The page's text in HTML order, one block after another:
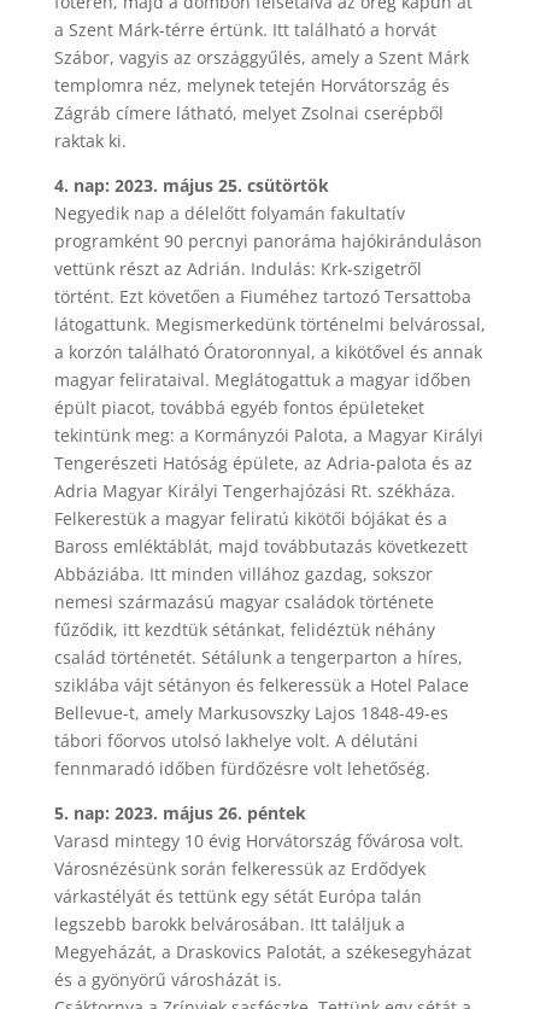
a Szent Márk-térre értünk. Itt található a horvát
Szábor, vagyis az országgyűlés, amely a Szent Márk
templomra néz, melynek tetején Horvátország és
Zágráb címere látható, melyet Zsolnai cserépből
raktak ki.
4. nap: 2023. május 25. csütörtök
Negyedik nap a délelőtt folyamán fakultatív
programként 90 percnyi panoráma hajókiránduláson
vettünk részt az Adrián. Indulás: Krk-szigetről
történt. Ezt követően a Fiuméhez tartozó Tersattoba
látogattunk. Megismerkedünk történelmi belvárossal,
a korzón található Óratoronnyal, a kikötővel és annak
magyar felirataival. Meglátogattuk a magyar időben
épült piacot, továbbá egyéb fontos épületeket
tekintünk meg: a Kormányzói Palota, a Magyar Királyi
Tengerészeti Hatóság épülete, az Adria-palota és az
Adria Magyar Királyi Tengerhajózási Rt. székháza.
Felkerestük a magyar feliratú kikötői bójákat és a
Baross emléktáblát, majd továbbutazás következett
Abbáziába. Itt minden villához gazdag, sokszor
nemesi származású magyar családok története
fűződik, itt kezdtük sétánkat, felidéztük néhány
család történetét. Sétálunk a tengerparton a híres,
sziklába vájt sétányon és felkeressük a Hotel Palace
Bellevue-t, amely Markusovszky Lajos 1848-49-es
tábori főorvos utolsó lakhelye volt. A délutáni
fennmaradó időben fürdőzésre volt lehetőség.
5. nap: 2023. május 26. péntek
Varasd mintegy 10 évig Horvátország fővárosa volt.
Városnézésünk során felkeressük az Erdődyek
várkastélyát és tettünk egy sétát Európa talán
legszebb barokk belvárosában. Itt találjuk a
Megyeházát, a Draskovics Palotát, a székesegyházat
és a gyönyörű városházát is.